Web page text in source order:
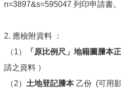
令
下
載
專
區
n=3897&s=595047 列印申請書。
2. 應檢附資料 ：
（1）
「原比例尺」地籍圖謄本
請之資料 ）
（2） 土地登記謄本乙份 (可用